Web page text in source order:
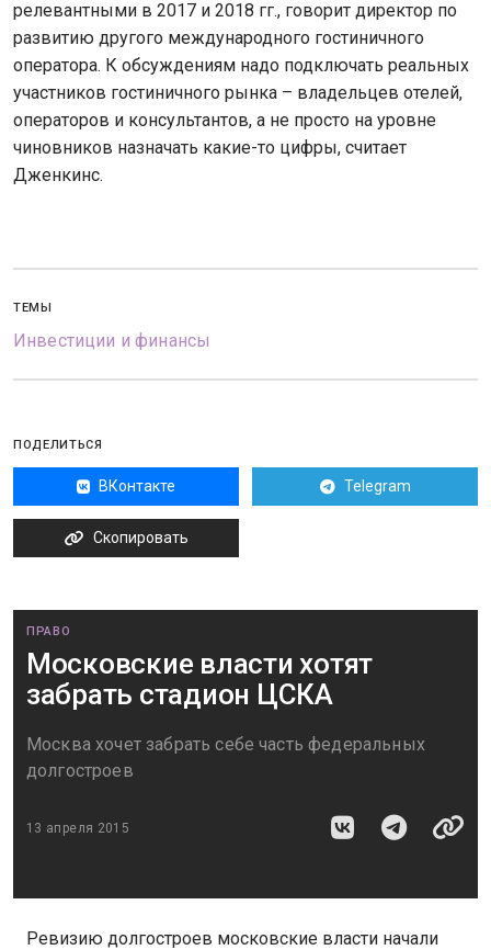
релевантными в 2017 и 2018 гг., говорит директор по
развитию другого международного гостиничного
оператора. К обсуждениям надо подключать реальных
участников гостиничного рынка – владельцев отелей,
операторов и консультантов, а не просто на уровне
чиновников назначать какие-то цифры, считает
Дженкинс.
ТЕМЫ
Инвестиции и финансы
ПОДЕЛИТЬСЯ
ВКонтакте Telegram
Скопировать
ПРАВО
Московские власти хотят
забрать стадион ЦСКА
Москва хочет забрать себе часть федеральных
долгостроев
13 апреля 2015
Ревизию долгостроев московские власти начали